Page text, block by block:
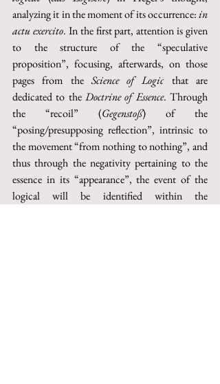
analyzing it in the moment of its occurrence: in
actu exercito. In the first part, attention is given
to the structure of the “speculative
proposition”, focusing, afterwards, on those
pages from the Science of Logic that are
dedicated to the Doctrine of Essence. Through
the “recoil” (Gegenstoß) of the
“posing/presupposing reflection”, intrinsic to
the movement “from nothing to nothing”, and
thus through the negativity pertaining to the
essence in its “appearance”, the event of the
logical will be identified within the